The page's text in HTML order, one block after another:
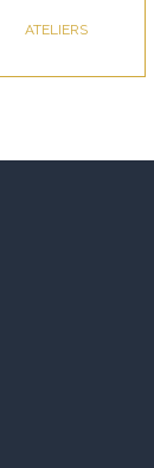
ATELIERS